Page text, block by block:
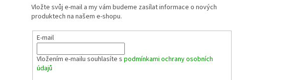
Vložte svůj e-mail a my vám budeme zasílat informace o nových
produktech na našem e-shopu.
E-mail
Vložením e-mailu souhlasíte spodmínkami ochrany osobních
údajů